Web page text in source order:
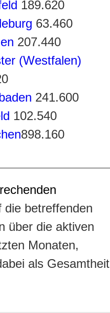
189.620
63.460
207.440
(Westfalen)
241.600
102.540
898.160
die betreffenden
über die aktiven
Monaten,
als Gesamtheit